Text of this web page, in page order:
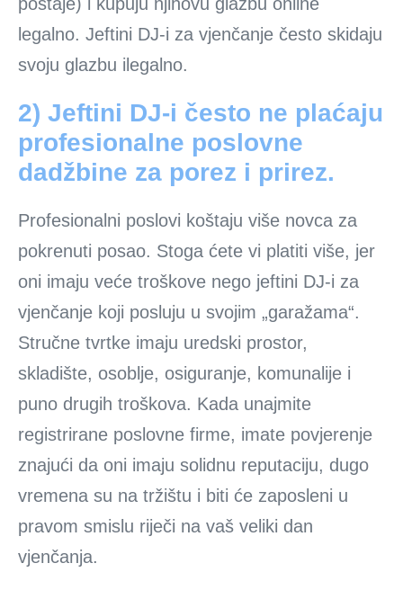
legalno. Jeftini DJ-i za vjenčanje često skidaju
svoju glazbu ilegalno.
2) Jeftini DJ-i često ne plaćaju
profesionalne poslovne
dadžbine za porez i prirez.
Profesionalni poslovi koštaju više novca za
pokrenuti posao. Stoga ćete vi platiti više, jer
oni imaju veće troškove nego jeftini DJ-i za
vjenčanje koji posluju u svojim „garažama“.
Stručne tvrtke imaju uredski prostor,
skladište, osoblje, osiguranje, komunalije i
puno drugih troškova. Kada unajmite
registrirane poslovne firme, imate povjerenje
znajući da oni imaju solidnu reputaciju, dugo
vremena su na tržištu i biti će zaposleni u
pravom smislu riječi na vaš veliki dan
vjenčanja.